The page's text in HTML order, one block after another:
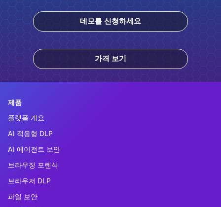
데모를 신청하세요
가격 보기
제품
플랫폼 개요
AI 적응형 DLP
AI 에이전트 보안
브라우징 포렌식
브라우저 DLP
파일 보안